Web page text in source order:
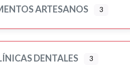
mascotasARTESANOS 3
DENTALES 3